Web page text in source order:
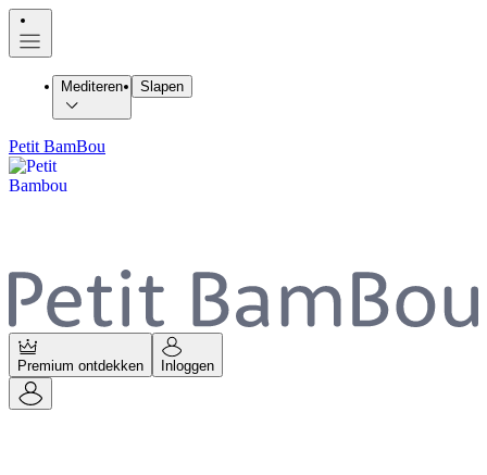
Mediteren Slapen
Petit BamBou
Premium ontdekken Inloggen